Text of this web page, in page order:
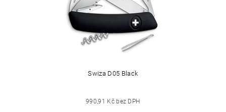
Swiza D05 Black
990,91 Kč bez DPH